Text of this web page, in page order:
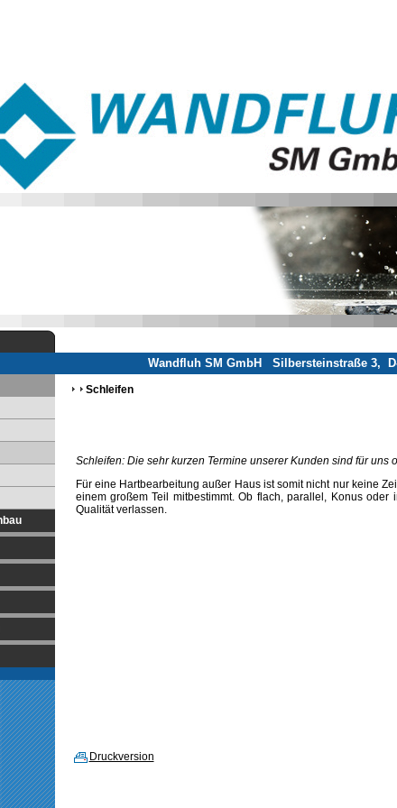
Wandfluh SM GmbH Silbersteinstraße 3,
Schleifen
Schleifen: Die sehr kurzen Termine unserer Kunden sind für uns
Für eine Hartbearbeitung außer Haus ist somit nicht nur keine
einem großem Teil mitbestimmt.Ob flach, parallel, Konus oder
Qualität verlassen.
Druckversion